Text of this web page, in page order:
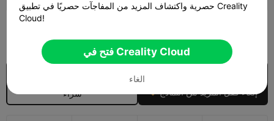
399
شراء إلغاء قفل المزيد من النماذج
حصرية واكتشاف المزيد من المفاجآت حصريًا في تطبيق Creality
Cloud!
فتح في Creality Cloud
الغاء